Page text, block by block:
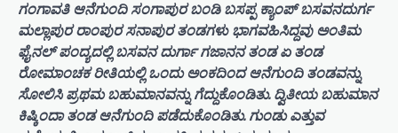
ಗಂಗಾವತಿ ಆನೆಗುಂದಿ ಸಂಗಾಪುರ ಬಂಡಿ ಬಸಪ್ಪ ಕ್ಯಾಂಪ್ ಬಸವನದುರ್ಗ
ಮಲ್ಲಾಪುರ ರಾಂಪುರ ಸನಾಪುರ ತಂಡಗಳು ಭಾಗವಹಿಸಿದ್ದವು ಅಂತಿಮ
ಫೈನಲ್ ಪಂದ್ಯದಲ್ಲಿ ಬಸವನ ದುರ್ಗಾ ಗಜಾನನ ತಂಡ ಏ ತಂಡ
ರೋಮಾಂಚಕ ರೀತಿಯಲ್ಲಿ ಒಂದು ಅಂಕದಿಂದ ಆನೆಗುಂದಿ ತಂಡವನ್ನು
ಸೋಲಿಸಿ ಪ್ರಥಮ ಬಹುಮಾನವನ್ನು ಗೆದ್ದುಕೊಂಡಿತು. ದ್ವಿತೀಯ ಬಹುಮಾನ
ಕಿಷ್ಕಿಂದಾ ತಂಡ ಆನೆಗುಂದಿ ಪಡೆದುಕೊಂಡಿತು. ಗುಂಡು ಎತ್ತುವ